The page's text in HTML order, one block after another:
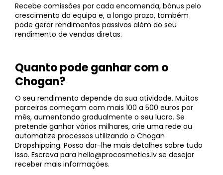
Recebe comissões por cada encomenda, bónus pelo
crescimento da equipa e, a longo prazo, também
pode gerar rendimentos passivos além do seu
rendimento de vendas diretas.
Quanto pode ganhar com o
Chogan?
O seu rendimento depende da sua atividade. Muitos
parceiros começam com mais 100 a 500 euros por
mês, aumentando gradualmente o seu lucro. Se
pretende ganhar vários milhares, crie uma rede ou
automatize processos utilizando o Chogan
Dropshipping. Posso dar-lhe mais detalhes sobre tudo
isso. Escreva para hello@procosmetics.lv se desejar
receber mais informações.